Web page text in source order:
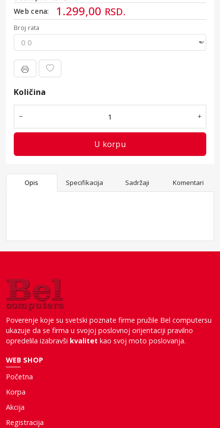
Web cena:
1.299,00 RSD.
Broj rata
Kamata
Količina
U korpu
Opis Specifikacija Sadržaji Komentari
Poverenje koje su svetski poznate firme pružile Bel computersu
ukazuje da se firma u svojoj poslovnoj orijentaciji pravilno
opredelila izabravši kvalitet kao svoj moto poslovanja.
WEB SHOP
Početna
Korpa
Akcija
Registracija